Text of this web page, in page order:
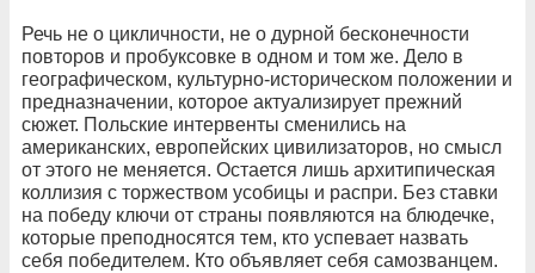
Речь не о цикличности, не о дурной бесконечности
повторов и пробуксовке в одном и том же. Дело в
географическом, культурно-историческом положении и
предназначении, которое актуализирует прежний
сюжет. Польские интервенты сменились на
американских, европейских цивилизаторов, но смысл
от этого не меняется. Остается лишь архитипическая
коллизия с торжеством усобицы и распри. Без ставки
на победу ключи от страны появляются на блюдечке,
которые преподносятся тем, кто успевает назвать
себя победителем. Кто объявляет себя самозванцем.